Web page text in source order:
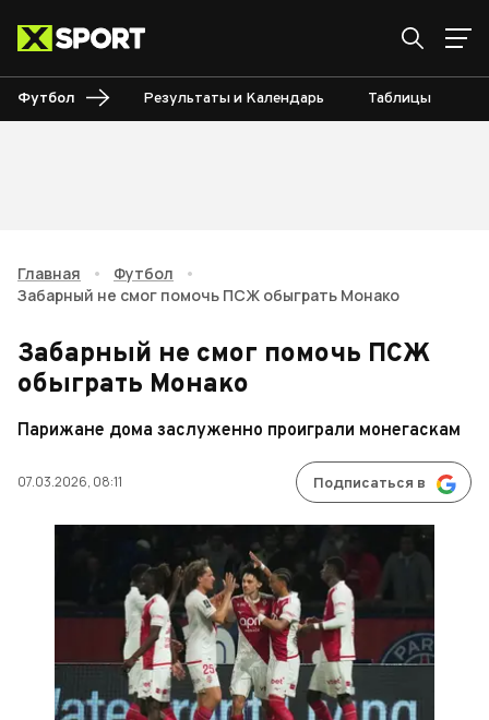
Футбол Результаты и Календарь Таблицы
Главная • Футбол
•
Забарный не смог помочь ПСЖ обыграть Монако
Забарный не смог помочь ПСЖ
обыграть Монако
Парижане дома заслуженно проиграли монегаскам
07.03.2026, 08:11 Подписаться в